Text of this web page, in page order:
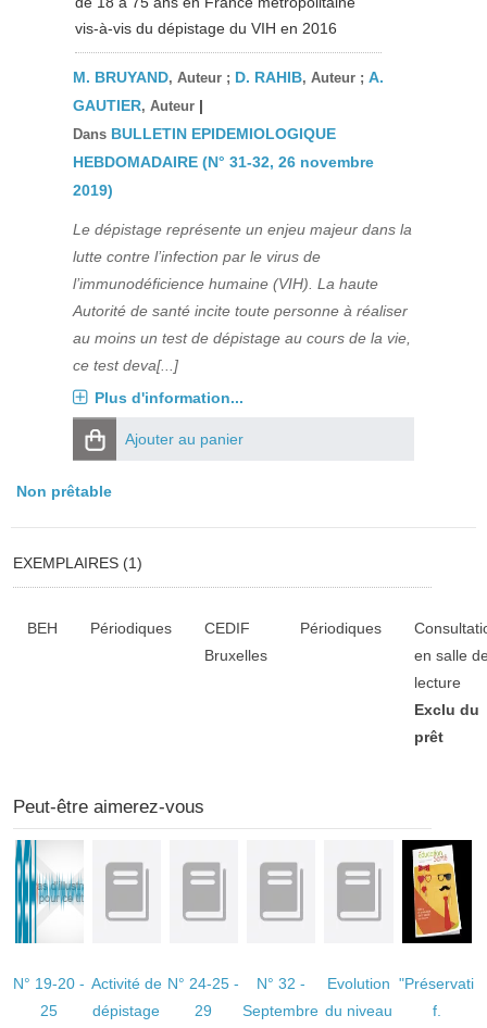
vis-à-vis du dépistage du VIH en 2016
M. BRUYAND, Auteur ; D. RAHIB, Auteur ;A.
GAUTIER, Auteur |
Dans BULLETIN EPIDEMIOLOGIQUE
HEBDOMADAIRE (N° 31-32, 26 novembre
2019)
Le dépistage représente un enjeu majeur dans la
lutte contre l’infection par le virus de
l’immunodéficience humaine (VIH). La haute
Autorité de santé incite toute personne à réaliser
au moins un test de dépistage au cours de la vie,
ce test deva[...]
Plus d'information...
Ajouter au panier
Non prêtable
EXEMPLAIRES (1)
BEH
Périodiques
CEDIF
Bruxelles
Périodiques
en salle
lecture
Exclu du
prêt
Peut-être aimerez-vous
N° 19-20 -
25
Activité de
dépistage
N° 24-25 -
29
N° 32 -
Septembre
Evolution
du niveau
"Préservati
f.